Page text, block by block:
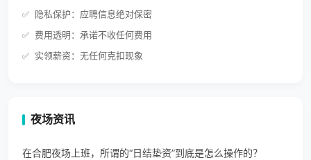
隐私保护：应聘信息绝对保密
费用透明：承诺不收任何费用
实领薪资：无任何克扣现象
夜场资讯
在合肥夜场上班，所谓的“日结垫资”到底是怎么操作的？